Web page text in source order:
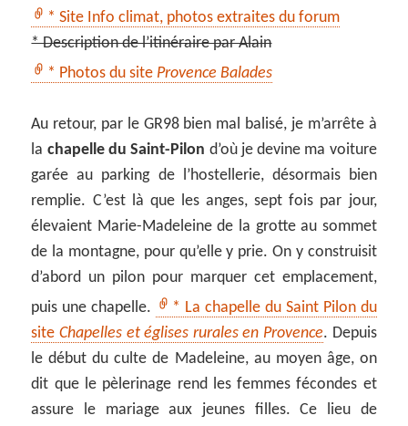
* Site Info climat, photos extraites du forum
* Description de l’itinéraire par Alain
* Photos du site Provence Balades
Au retour, par le GR98 bien mal balisé, je m’arrête à
la chapelle du Saint-Pilon d’où je devine ma voiture
garée au parking de l’hostellerie, désormais bien
remplie. C’est là que les anges, sept fois par jour,
élevaient Marie-Madeleine de la grotte au sommet
de la montagne, pour qu’elle y prie. On y construisit
d’abord un pilon pour marquer cet emplacement,
puis une chapelle.
* La chapelle du Saint Pilon du
siteChapelles et églises rurales en Provence. Depuis
le début du culte de Madeleine, au moyen âge, on
dit que le pèlerinage rend les femmes fécondes et
assure le mariage aux jeunes filles. Ce lieu de